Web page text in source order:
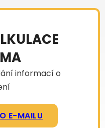
informací o
E-MAILU